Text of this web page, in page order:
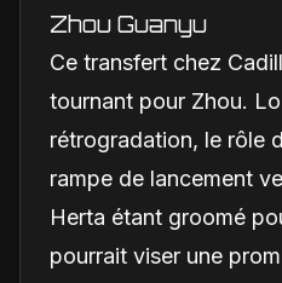
Zhou Guanyu
Ce transfert chez
tournant pour Zhou.
rétrogradation, le rôle
rampe de lancement
Herta étant groomé
pourrait viser une